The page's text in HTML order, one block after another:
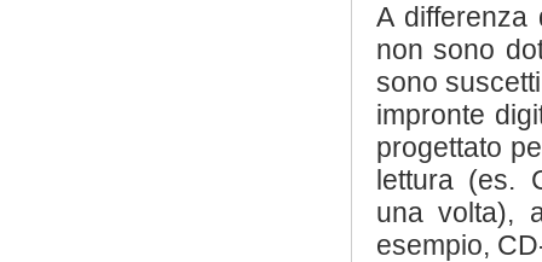
A differenza
non sono
sono
impronte
progettato
lettura (es.
una volta),
esempio,